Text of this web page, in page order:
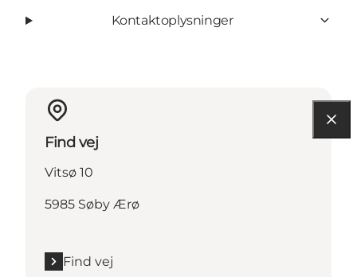
Kontaktoplysninger
Find vej
Vitsø 10
5985 Søby Ærø
Find vej